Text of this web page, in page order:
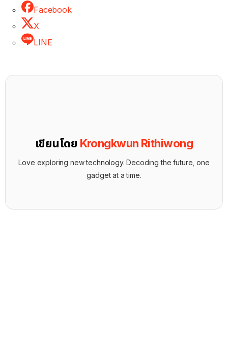
Facebook
X
LINE
เขียนโดย Krongkwun Rithiwong
Love exploring new technology. Decoding the future, one
gadget at a time.